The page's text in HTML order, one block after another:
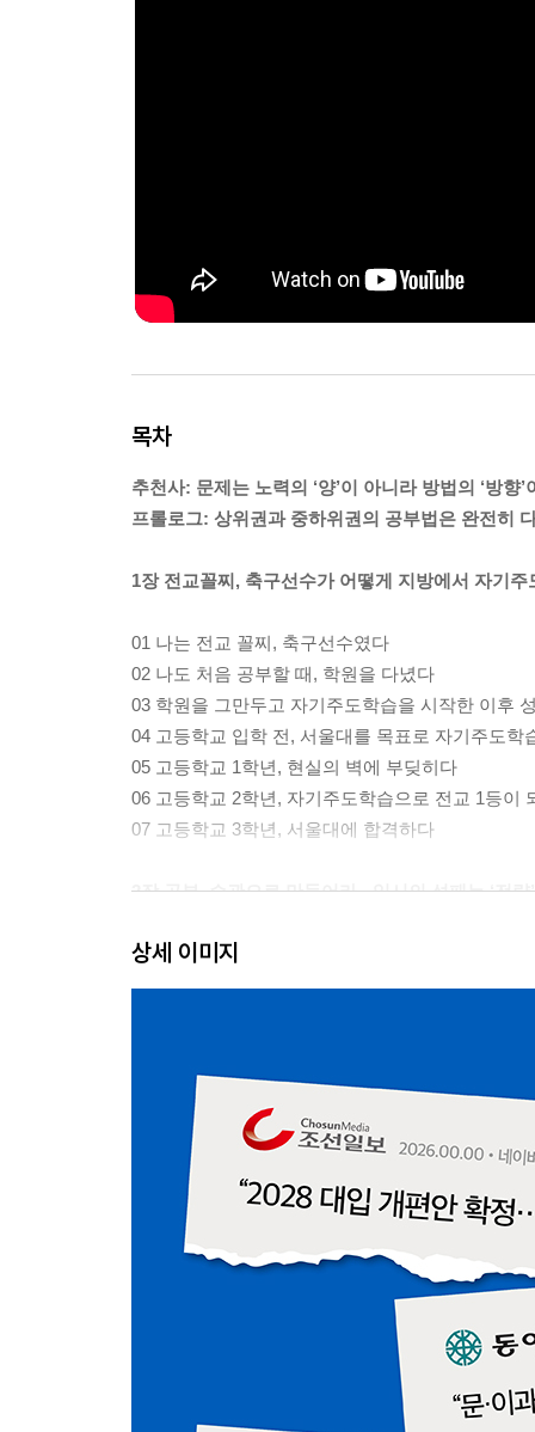
목차
추천사: 문제는 노력의 ‘양’이 아니라 방법의 ‘방향’
프롤로그: 상위권과 중하위권의 공부법은 완전히
1장 전교꼴찌, 축구선수가 어떻게 지방에서 자기
01 나는 전교 꼴찌, 축구선수였다
02 나도 처음 공부할 때, 학원을 다녔다
03 학원을 그만두고 자기주도학습을 시작한 이후
04 고등학교 입학 전, 서울대를 목표로 자기주도학
05 고등학교 1학년, 현실의 벽에 부딪히다
06 고등학교 2학년, 자기주도학습으로 전교 1등이
07 고등학교 3학년, 서울대에 합격하다
2장 공부, 습관으로 만들어라 - 입시의 성패는 ‘전략
01 죽어라 공부해도 성적이 오르지 않는 근본적인
02 대학에 가야 하는 자신만의 이유가 없으면 공부
05 자기주도학습 vs 독학
06 공부에도 우선순위가 있다
07 시간 관리가 명문대 합격을 결정한다: 스터디
08 최종 시험일을 기준으로 계획하라: 고등학교 3
3장 똑 부러지게 공부하는 방법
01 자기주도학습을 했는데도 성적이 제자리인 이유
04 공부의 절대 원칙: 선 이해, 후 암기
05 선생님처럼 설명할 수 있어야 진짜 공부다
상세 이미지